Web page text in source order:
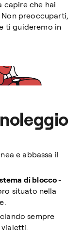
capire che hai
preoccuparti,
ti guideremo in
e abbassa il
di blocco-
situato nella
sempre